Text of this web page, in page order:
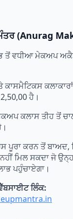
(Anurag
ਤੋਂ ਵਧੀਆ ਮੇਕਅਪ
ਹੈ।
ਕਲਾਸ ਤੀਹ ਤੋਂ
ਪੂਰਾ ਕਰਨ ਤੋਂ ਬਾਅਦ,
ਮਿਲ ਸਕਦਾ ਜੋ
ਪਹੁੰਚਾਏਗਾ।
ਲਿੰਕ: